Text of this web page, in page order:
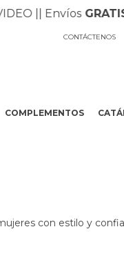
|| EnvíosGRATIS
COMPLEMENTOS
CONTÁCTENOS
con estilo y